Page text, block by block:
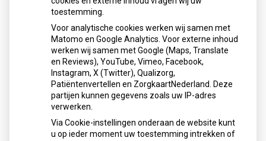
Herhaalrecepten aanvragen
Patiëntenomgeving
toestemming.
Voor analytische cookies werken wij samen met
Matomo en Google Analytics. Voor externe inhoud
werken wij samen met Google (Maps, Translate
en Reviews), YouTube, Vimeo, Facebook,
Instagram, X (Twitter), Qualizorg,
Patiëntenvertellen en ZorgkaartNederland. Deze
partijen kunnen gegevens zoals uw IP-adres
verwerken.
Via Cookie-instellingen onderaan de website kunt
u op ieder moment uw toestemming intrekken of